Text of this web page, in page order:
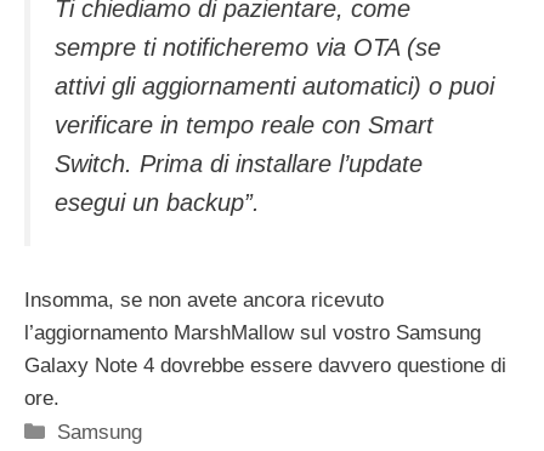
Ti chiediamo di pazientare, come
sempre ti notificheremo via OTA (se
attivi gli aggiornamenti automatici) o puoi
verificare in tempo reale con Smart
Switch. Prima di installare l’update
esegui un backup”.
Insomma, se non avete ancora ricevuto
l’aggiornamento MarshMallow sul vostro Samsung
Galaxy Note 4 dovrebbe essere davvero questione di
ore.
Categorie
Samsung